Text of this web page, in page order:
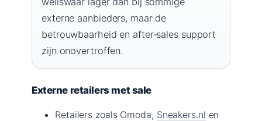
externe aanbieders, maar de
betrouwbaarheid en after‑sales support
zijn onovertroffen.
Externe retailers met sale
Retailers zoals Omoda, Sneakers.nl en